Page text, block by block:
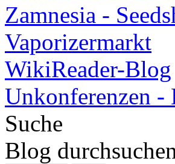
Zamnesia -
Vaporizermarkt
WikiReader-Blog
Unkonferenzen -
Suche
Blog